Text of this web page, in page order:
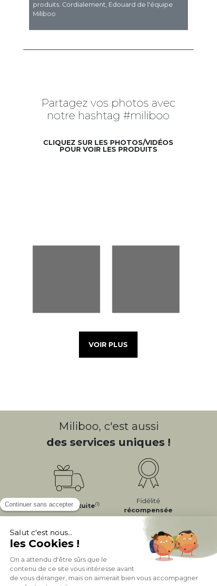
produits. Cordialement, Edouard de l'équipe
Miliboo
Partagez vos photos avec
notre hashtag #miliboo
CLIQUEZ SUR LES PHOTOS/VIDÉOS
POUR VOIR LES PRODUITS
VOIR PLUS
Miliboo, c'est aussi
des services uniques !
LivraisonGratuite(1)
Fidélité
récompensée
Expéditionen
24/72h
Appelez-nous Au
050 92 00 74